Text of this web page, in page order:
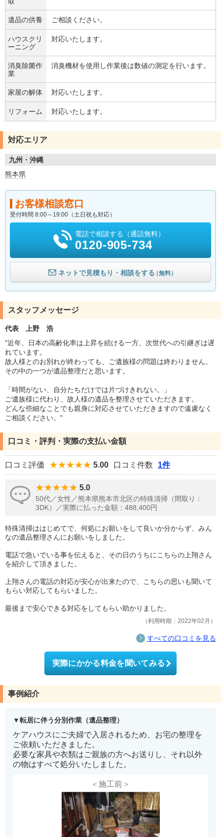
遺品の供養 ご相談ください。
ハウスクリ
ーニング
対応いたします。
消臭除菌作
業
消臭機材を使用し作業後は数値の測定を行います。
家屋の解体 対応いたします。
リフォーム 対応いたします。
対応エリア
九州・沖縄
熊本県
お客様相談窓口
受付時間 8:00～19:00（土日祝も対応）
電話で相談する（通話無料）
0120-905-734
ネットで見積もり・相談をする（無料）
スタッフメッセージ
代表 上野 浩
"近年、日本の高齢化率は上昇を続ける一方、次世代への引継ぎは遅
れています。
故人様とのお別れが終わっても、ご遺族様の問題は終わりません。
その中の一つが遺品整理だと思います。
「時間がない、自分たちだけでは片づけきれない。」
ご遺族様に代わり、故人様の遺品を整理させていただきます。
どんな些細なことでも親身に対応させていただきますので遠慮なく
ご相談ください。"
口コミ・評判・実際の支払い金額
口コミ評価 5.00 口コミ件数 1件
5.0
50代／女性／熊本県熊本市北区の特殊清掃（間取り：
3DK）／実際に払った金額：488,400円
特殊清掃ははじめてで、何処にお願いをして良いか分からず、みん
なの遺品整理さんにお願いをしました。
電話で急いでいる事を伝えると、その日のうちにこちらの上翔さん
を紹介して頂きました。
上翔さんの電話の対応が安心が出来たので、こちらの思いも聞いて
もらい対応してもらいました。
最後まで安心できる対応をしてもらい助かりました。
利用時期：2022年02月
すべての口コミを見る
実際にかかる料金を聞いてみる
事例紹介
転居に伴う分別作業（遺品整理）
ケアハウスにご夫婦で入居されるため、お宅の整理を
ご依頼いただきました。
必要な家具や衣類はご親族の方へお送りし、それ以外
の物はすべて処分いたしました。
＜施工前＞